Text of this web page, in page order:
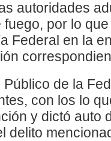
autoridades
por lo
Federal en la
de la
con los lo
y dictó auto
delito